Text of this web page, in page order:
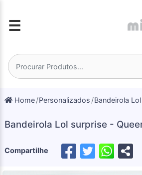
☰
Home Personalizados Bandeirola
Bandeirola Lol surprise -
Compartilhe